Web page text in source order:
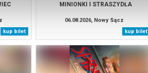
kup bilet
MINIONKI I STRASZYDŁA
06.08.2026, Nowy Sącz
kup bilet